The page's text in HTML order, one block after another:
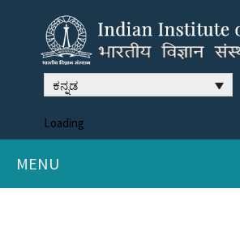
ಕನ್ನಡ
Loading
MENU